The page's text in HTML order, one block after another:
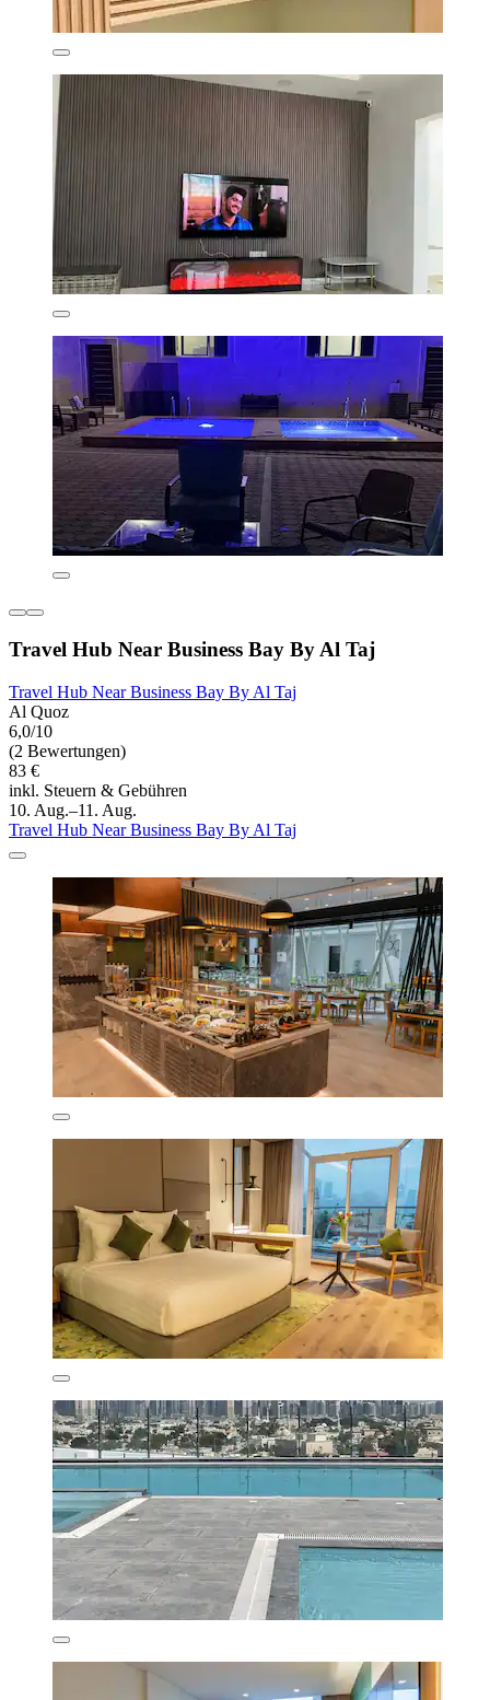
Travel Hub Near Business Bay By Al Taj
Travel Hub Near Business Bay By Al Taj
Al Quoz
6,0/10
(2 Bewertungen)
83 €
inkl. Steuern & Gebühren
10. Aug.–11. Aug.
Travel Hub Near Business Bay By Al Taj